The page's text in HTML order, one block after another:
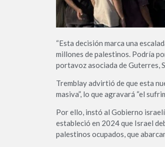
“Esta decisión marca una
millones de palestinos. Podría
portavoz asociada de Guterres,
Tremblay advirtió de que esta
masiva”, lo que agravará “el
Por ello, instó al Gobierno
estableció en 2024 que Israel
palestinos ocupados, que